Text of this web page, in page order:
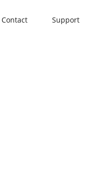
Contact Support